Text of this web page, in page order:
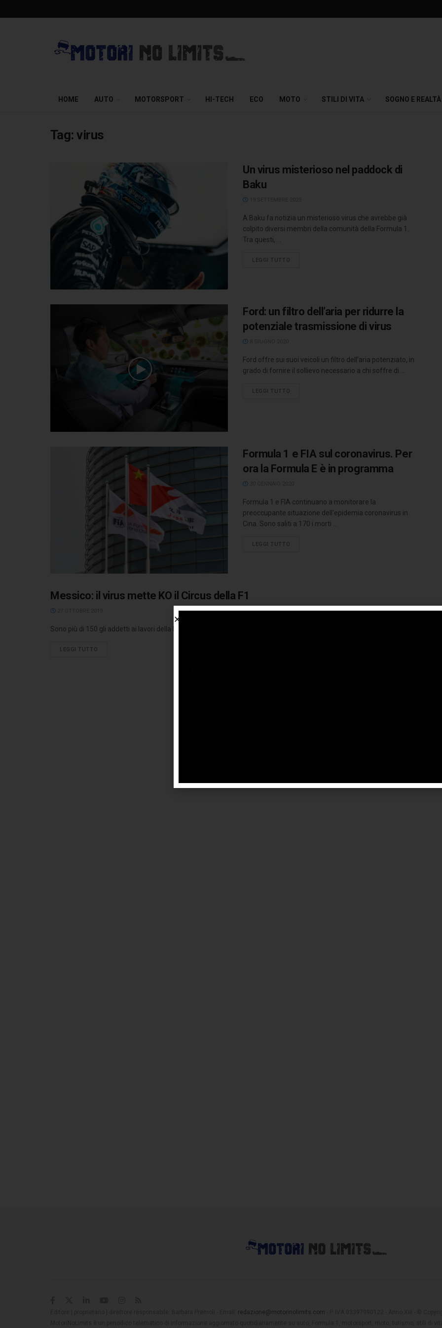
HOME AUTO MOTORSPORT HI-TECH ECO MOTO STILI DI VITA SOGNO E REALTÀ
Tag:virus
Un virus misterioso nel paddock di
Baku
A Baku fa notizia un misterioso virus che avrebbe già
colpito diversi membri della comunità della Formula 1.
Tra questi, ...
LEGGI TUTTO
Ford: un filtro dell’aria per ridurre la
potenziale trasmissione di virus
Ford offre sui suoi veicoli un filtro dell’aria potenziato, in
grado di fornire il sollievo necessario a chi soffre di ...
LEGGI TUTTO
Formula 1 e FIA sul coronavirus. Per
ora la Formula E è in programma
Formula 1 e FIA continuano a monitorare la
preoccupante situazione dell'epidemia coronavirus in
Cina. Sono saliti a 170 i morti ...
LEGGI TUTTO
Messico: il virus mette KO il Circus della F1
Sono più di 150 gli addetti ai lavori della F1 che hanno problemi di salute nel weekend del GP del ...
LEGGI TUTTO
redazione@motorinolimits.com